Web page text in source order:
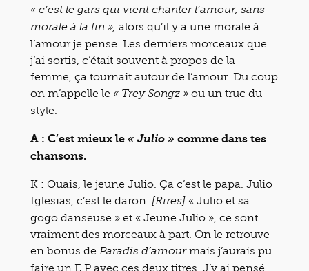
« c’est le gars qui vient chanter l’amour, sans
morale à la fin », alors qu’il y a une morale à
l’amour je pense. Les derniers morceaux que
j’ai sortis, c’était souvent à propos de la
femme, ça tournait autour de l’amour. Du coup
on m’appelle le « Trey Songz » ou un truc du
style.
A : C’est mieux le « Julio » comme dans tes
chansons.
K : Ouais, le jeune Julio. Ça c’est le papa. Julio
Iglesias, c’est le daron.
[Rires] « Julio et sa
gogo danseuse » et « Jeune Julio », ce sont
vraiment des morceaux à part. On le retrouve
en bonus de Paradis d’amourmais j’aurais pu
faire un E.P avec ces deux titres. J’y ai pensé,